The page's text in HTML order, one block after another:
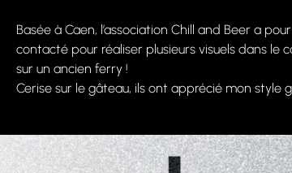
Basée à Caen, l’association Chill and Beer a
contacté pour réaliser plusieurs visuels dans le
sur un ancien ferry !
Cerise sur le gâteau, ils ont apprécié mon